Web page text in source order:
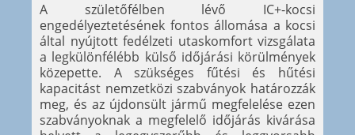
A születőfélben lévő IC+-kocsi
engedélyeztetésének fontos állomása a kocsi
által nyújtott fedélzeti utaskomfort vizsgálata
a legkülönfélébb külső időjárási körülmények
közepette. A szükséges fűtési és hűtési
kapacitást nemzetközi szabványok határozzák
meg, és az újdonsült jármű megfelelése ezen
szabványoknak a megfelelő időjárás kivárása